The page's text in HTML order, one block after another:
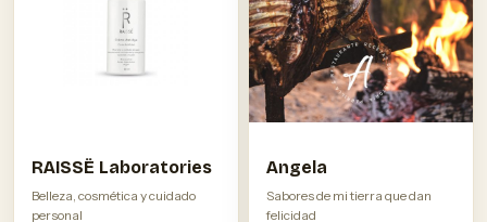
RAISSË Laboratories
Belleza, cosmética y cuidado
personal
Angela
Sabores de mi tierra que dan
felicidad